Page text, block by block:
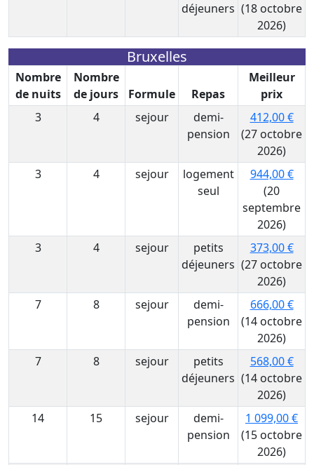
déjeuners (18 octobre
2026)
Bruxelles
Nombre
de nuits
Nombre
de jours
Formule Repas
Meilleur
prix
3
4 sejour
demi-
pension
412,00 €
(27 octobre
2026)
3
4 sejour
logement
seul
944,00 €
(20
septembre
2026)
3
4 sejour
petits
déjeuners
373,00 €
(27 octobre
2026)
7
8 sejour
demi-
pension
666,00 €
(14 octobre
2026)
7
8 sejour
petits
déjeuners
568,00 €
(14 octobre
2026)
14
15 sejour
demi-
pension
1 099,00 €
(15 octobre
2026)